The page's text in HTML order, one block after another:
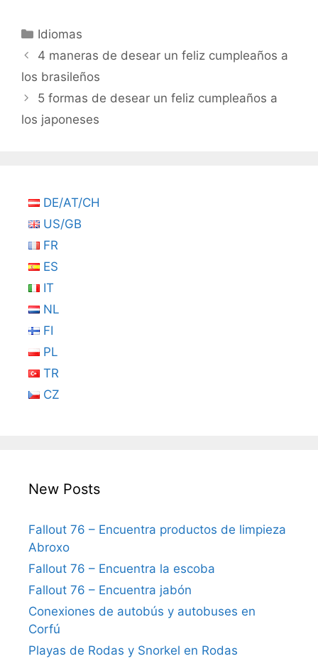
Categorías
Idiomas
4 maneras de desear un feliz cumpleaños a
los brasileños
5 formas de desear un feliz cumpleaños a
los japoneses
DE/AT/CH
US/GB
FR
ES
IT
NL
FI
PL
TR
CZ
New Posts
Fallout 76 – Encuentra productos de limpieza
Abroxo
Fallout 76 – Encuentra la escoba
Fallout 76 – Encuentra jabón
Conexiones de autobús y autobuses en
Corfú
Playas de Rodas y Snorkel en Rodas